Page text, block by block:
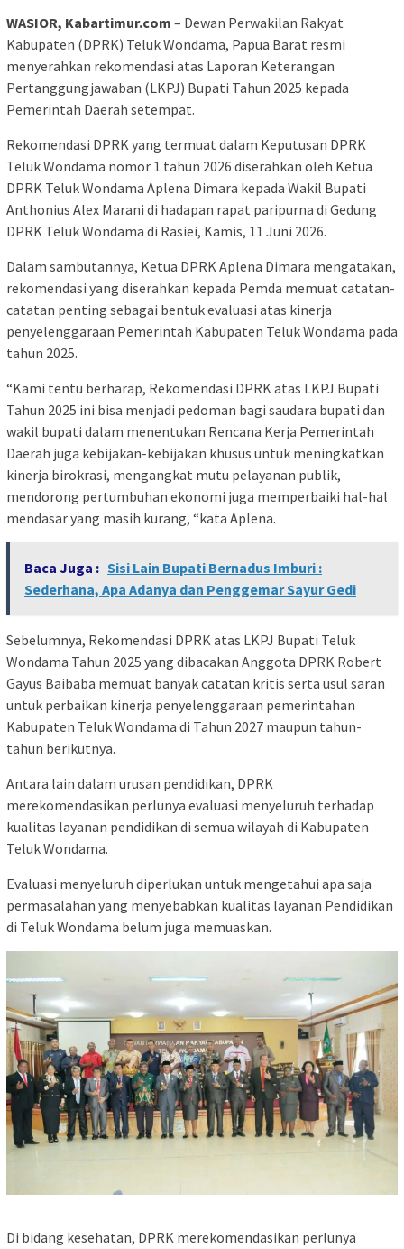
WASIOR, Kabartimur.com – Dewan Perwakilan Rakyat
Kabupaten (DPRK) Teluk Wondama, Papua Barat resmi
menyerahkan rekomendasi atas Laporan Keterangan
Pertanggungjawaban (LKPJ) Bupati Tahun 2025 kepada
Pemerintah Daerah setempat.
Rekomendasi DPRK yang termuat dalam Keputusan DPRK
Teluk Wondama nomor 1 tahun 2026 diserahkan oleh Ketua
DPRK Teluk Wondama Aplena Dimara kepada Wakil Bupati
Anthonius Alex Marani di hadapan rapat paripurna di Gedung
DPRK Teluk Wondama di Rasiei, Kamis, 11 Juni 2026.
Dalam sambutannya, Ketua DPRK Aplena Dimara mengatakan,
rekomendasi yang diserahkan kepada Pemda memuat catatan-
catatan penting sebagai bentuk evaluasi atas kinerja
penyelenggaraan Pemerintah Kabupaten Teluk Wondama pada
tahun 2025.
“Kami tentu berharap, Rekomendasi DPRK atas LKPJ Bupati
Tahun 2025 ini bisa menjadi pedoman bagi saudara bupati dan
wakil bupati dalam menentukan Rencana Kerja Pemerintah
Daerah juga kebijakan-kebijakan khusus untuk meningkatkan
kinerja birokrasi, mengangkat mutu pelayanan publik,
mendorong pertumbuhan ekonomi juga memperbaiki hal-hal
mendasar yang masih kurang, “kata Aplena.
Baca Juga : Sisi Lain Bupati Bernadus Imburi :
Sederhana, Apa Adanya dan Penggemar Sayur Gedi
Sebelumnya, Rekomendasi DPRK atas LKPJ Bupati Teluk
Wondama Tahun 2025 yang dibacakan Anggota DPRK Robert
Gayus Baibaba memuat banyak catatan kritis serta usul saran
untuk perbaikan kinerja penyelenggaraan pemerintahan
Kabupaten Teluk Wondama di Tahun 2027 maupun tahun-
tahun berikutnya.
Antara lain dalam urusan pendidikan, DPRK
merekomendasikan perlunya evaluasi menyeluruh terhadap
kualitas layanan pendidikan di semua wilayah di Kabupaten
Teluk Wondama.
Evaluasi menyeluruh diperlukan untuk mengetahui apa saja
permasalahan yang menyebabkan kualitas layanan Pendidikan
di Teluk Wondama belum juga memuaskan.
Di bidang kesehatan, DPRK merekomendasikan perlunya